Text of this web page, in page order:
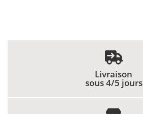
Livraison
sous 4/5 jours